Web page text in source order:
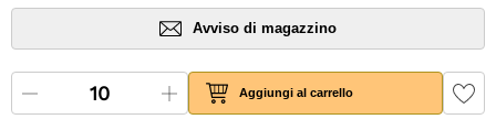
Avviso di magazzino
Aggiungi al carrello